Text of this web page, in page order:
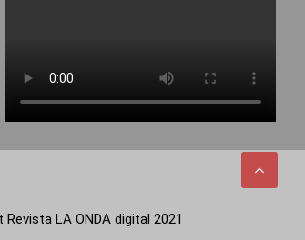
LA ONDA digital 2021